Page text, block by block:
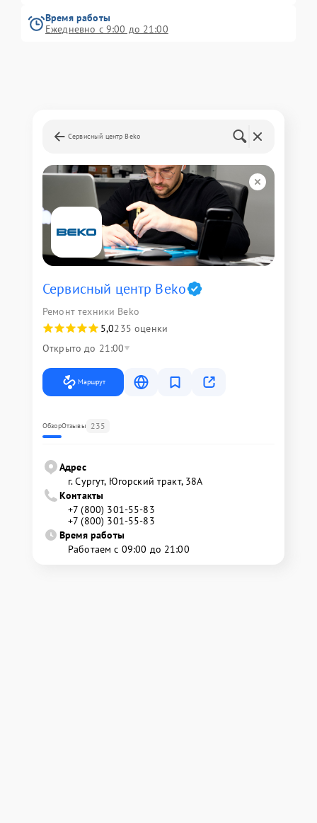
Время работы
Ежедневно с 9:00 до 21:00
Сервисный центр Beko
Сервисный центр Beko
Ремонт техники Beko
5,0235 оценки
Открыто до 21:00
Маршрут
ОбзорОтзывы 235
Адрес
г. Сургут, Югорский тракт, 38А
Контакты
+7 (800) 301-55-83
+7 (800) 301-55-83
Время работы
Работаем с 09:00 до 21:00